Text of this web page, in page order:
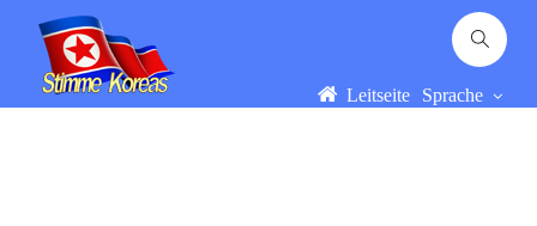
Leitseite Sprache